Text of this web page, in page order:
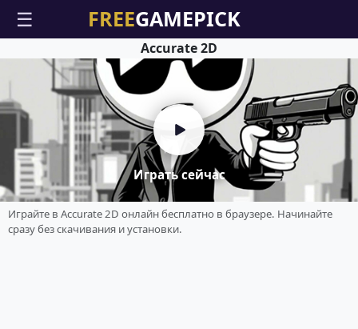
☰
Играть сейчас
Accurate 2D
Играйте в Accurate 2D онлайн бесплатно в браузере. Начинайте
сразу без скачивания и установки.